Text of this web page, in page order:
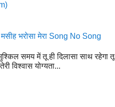
भरोसा मेरा Song No Song
समय में तू ही दिलासा साथ रहेगा तू
विश्वास योग्यता...